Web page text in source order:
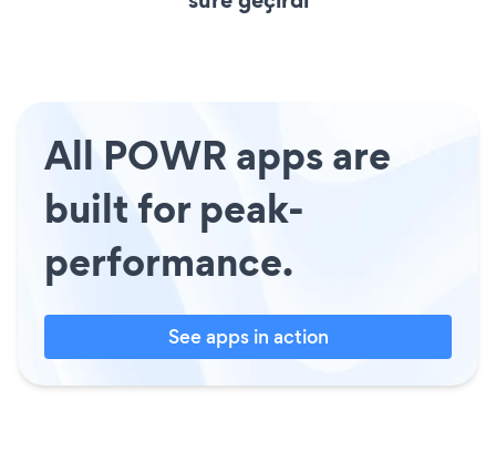
All POWR apps are
built for peak-
performance.
See apps in action